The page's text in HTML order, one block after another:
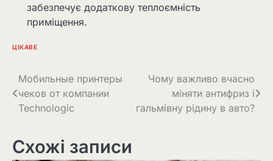
забезпечує додаткову теплоємність
приміщення.
ЦІКАВЕ
Навігація
записів
Мобильные принтеры
чеков от компании
Technologic
Чому важливо вчасно
міняти антифриз і
гальмівну рідину в авто?
Схожі записи